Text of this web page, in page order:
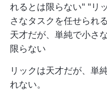
れるとは限らない" "リ
さなタスクを任せられ
天才だが、単純で小さ
限らない
リックは天才だが、単
れない。